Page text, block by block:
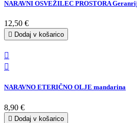
NARAVNI OSVEŽILEC PROSTORA
12,50 €
 Dodaj v košarico


NARAVNO ETERIČNO OLJE mandarina
8,90 €
 Dodaj v košarico